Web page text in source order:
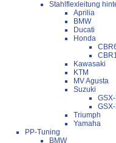
Stahlflexleitung
Aprilia
BMW
Ducati
Honda
Kawasaki
KTM
MV Agusta
Suzuki
Triumph
Yamaha
PP-Tuning
BMW